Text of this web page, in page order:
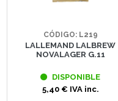
CÓDIGO: L219
LALLEMAND LALBREW
NOVALAGER G.11
DISPONIBLE
5,40 € IVA inc.